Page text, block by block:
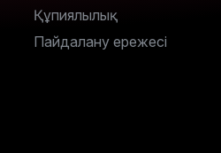
Құпиялылық
Пайдалану ережесі